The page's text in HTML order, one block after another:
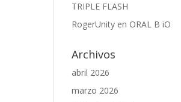
TRIPLE FLASH
RogerUnity en ORAL B iO
Archivos
abril 2026
marzo 2026